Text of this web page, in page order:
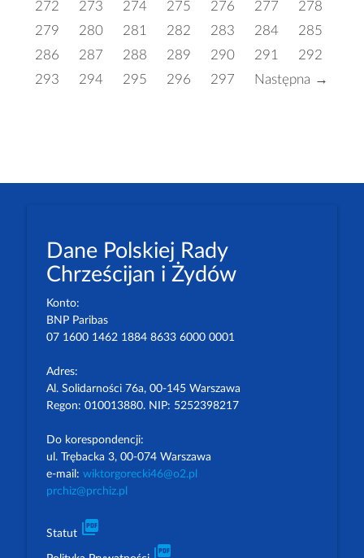
272
273 274 275 276 277
278
279
280 281 282 283 284
285
286
287 288 289 290 291
292
293
294 295 296 297 Następna →
Dane Polskiej Rady
Chrześcijan i Żydów
Konto:
BNP Paribas
07 1600 1462 1884 8633 6000 0001
Adres:
Al. Solidarności 76a, 00-145 Warszawa
Regon: 010013880. NIP: 5252398217
Do korespondencji:
ul. Trębacka 3, 00-074 Warszawa
e-mail: wiktorgorecki46@o2.pl
prchiz@prchiz.pl
Statut picture_as_pdf
picture_as_pdf